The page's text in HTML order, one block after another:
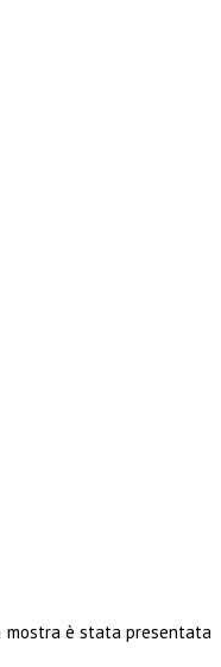
mostra è stata presentata